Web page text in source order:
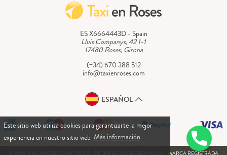
Este sitio web utiliza cookies para garantizarte la mejor
experiencia en nuestro sitio web Más información
ES X6664443D - Spain
Lluis Companys, 42 1-1
17480 Roses, Girona
(+34) 670 388 512
info@taxienroses.com
ESPAÑOL
© 2026 TAXIENROSES.COM TODOS LOS DERECHOS RESERVADOS - MARCA REGISTRADA